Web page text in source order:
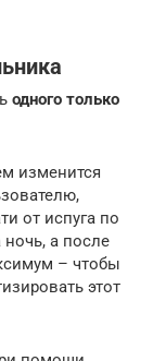
одного только
изменится
от испуга по
а после
– чтобы
этот